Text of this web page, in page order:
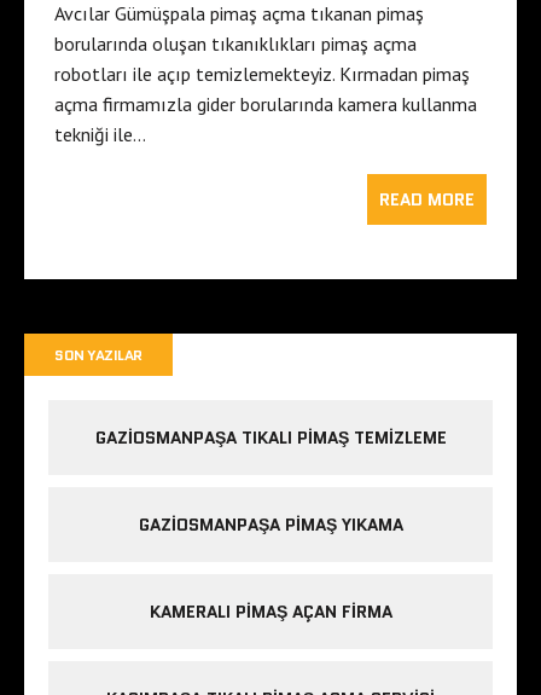
Avcılar Gümüşpala pimaş açma tıkanan pimaş
borularında oluşan tıkanıklıkları pimaş açma
robotları ile açıp temizlemekteyiz. Kırmadan pimaş
açma firmamızla gider borularında kamera kullanma
tekniği ile…
READ MORE
SON YAZILAR
GAZIOSMANPAŞA TIKALI PIMAŞ TEMIZLEME
GAZIOSMANPAŞA PIMAŞ YIKAMA
KAMERALI PIMAŞ AÇAN FIRMA